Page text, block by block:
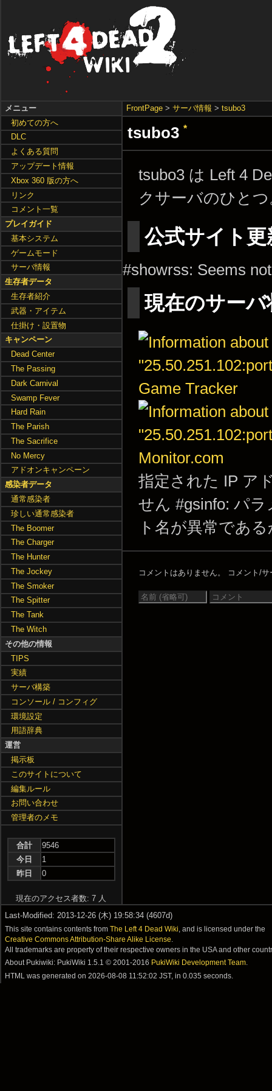
FrontPage >サーバ情報 >tsubo3
tsubo3 *
tsubo3 は Left 4
クサーバのひとつ
公式サイト
#showrss: Seems
現在のサー
指定された IP ア
せん #gsinfo: パ
ト名が異常であ
コメントはありません。 コメント/
メニュー
初めての方へ
DLC
よくある質問
アップデート情報
Xbox 360 版の方へ
リンク
コメント一覧
プレイガイド
基本システム
ゲームモード
サーバ情報
生存者データ
生存者紹介
武器・アイテム
仕掛け・設置物
キャンペーン
Dead Center
The Passing
Dark Carnival
Swamp Fever
Hard Rain
The Parish
The Sacrifice
No Mercy
アドオンキャンペーン
感染者データ
通常感染者
珍しい通常感染者
The Boomer
The Charger
The Hunter
The Jockey
The Smoker
The Spitter
The Tank
The Witch
その他の情報
TIPS
実績
サーバ構築
コンソール / コンフィグ
環境設定
用語辞典
運営
掲示板
このサイトについて
編集ルール
お問い合わせ
管理者のメモ
合計
9546
今日
1
昨日
0
現在のアクセス者数: 7 人
Last-Modified: 2013-12-26 (木) 19:58:34 (4607d)
This site contains contents fromThe Left 4 Dead Wiki , and is licensed under the
Creative Commons Attribution-Share Alike License
All trademarks are property of their respective owners in the USA and other
About Pukiwiki: PukiWiki 1.5.1 © 2001-2016 PukiWiki Development Team.
HTML was generated on2026-08-08 11:52:02 JST , in 0.035 seconds.